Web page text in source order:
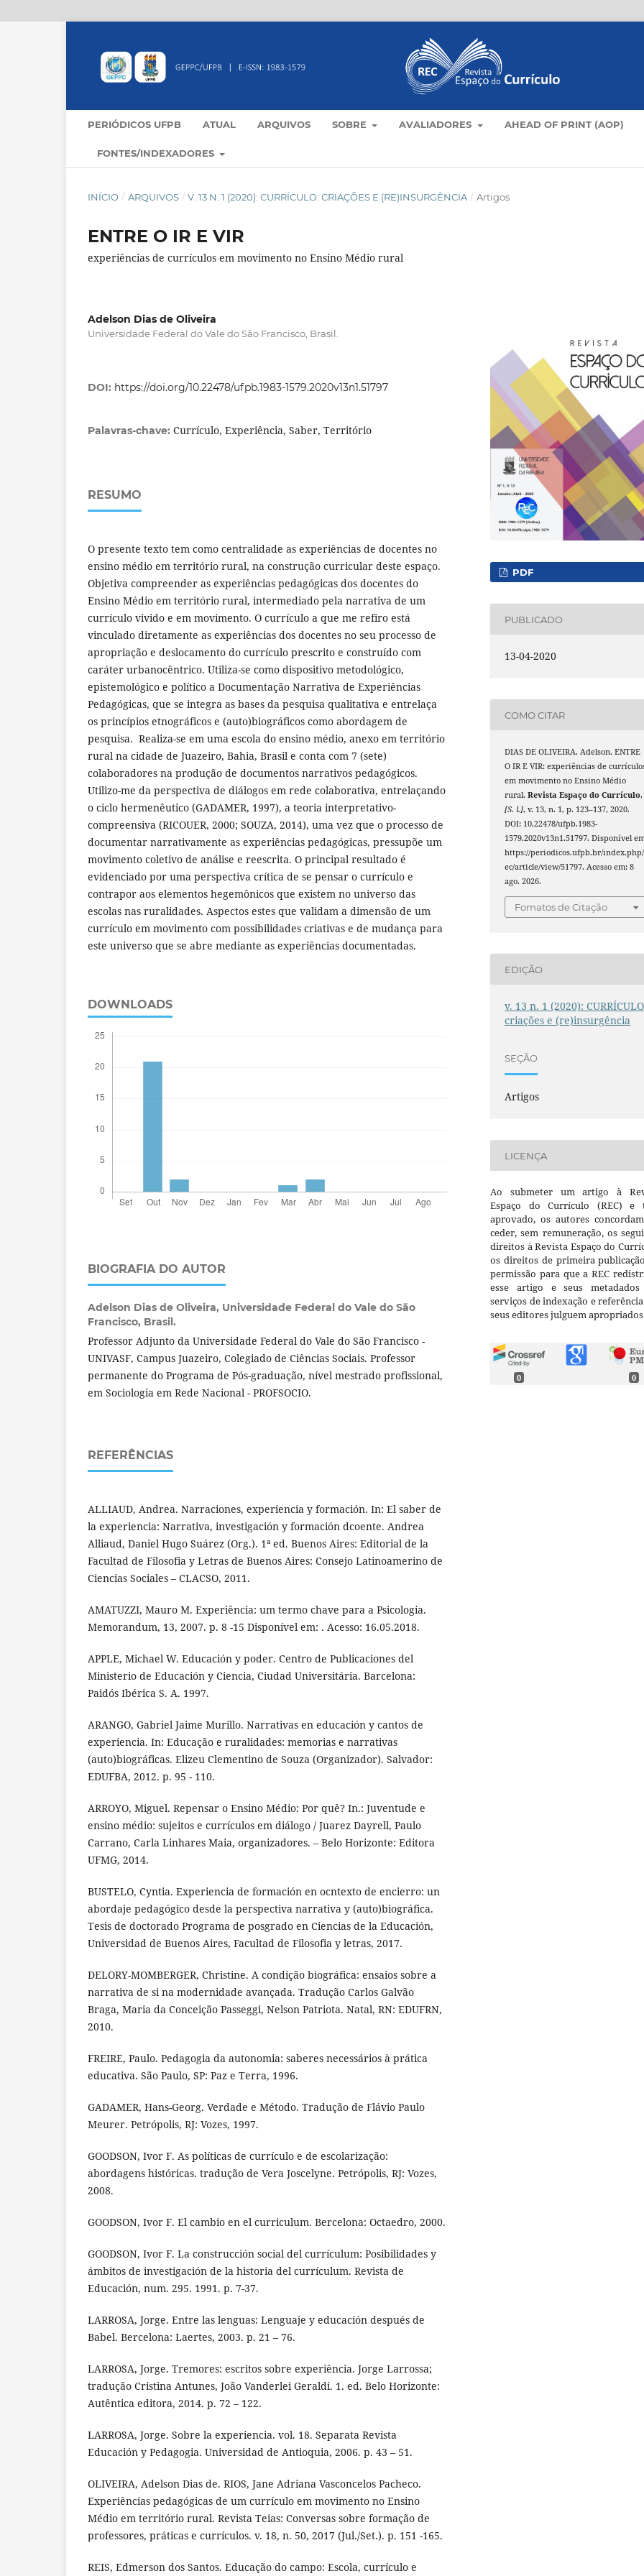
PERIÓDICOS UFPB ATUAL ARQUIVOS SOBRE AVALIADORES AHEAD OF PRINT (AOP)
FONTES/INDEXADORES
INÍCIO / ARQUIVOS / V. 13 N. 1 (2020): CURRÍCULO: CRIAÇÕES E (RE)INSURGÊNCIA / Artigos
ENTRE O IR E VIR
experiências de currículos em movimento no Ensino Médio rural
Adelson Dias de Oliveira
Universidade Federal do Vale do São Francisco, Brasil.
DOI: https://doi.org/10.22478/ufpb.1983-1579.2020v13n1.51797
Palavras-chave: Currículo, Experiência, Saber, Território
RESUMO
O presente texto tem como centralidade as experiências de docentes no
ensino médio em território rural, na construção curricular deste espaço.
Objetiva compreender as experiências pedagógicas dos docentes do
Ensino Médio em território rural, intermediado pela narrativa de um
currículo vivido e em movimento. O currículo a que me refiro está
vinculado diretamente as experiências dos docentes no seu processo de
apropriação e deslocamento do currículo prescrito e construído com
caráter urbanocêntrico. Utiliza-se como dispositivo metodológico,
epistemológico e político a Documentação Narrativa de Experiências
Pedagógicas, que se integra as bases da pesquisa qualitativa e entrelaça
os princípios etnográficos e (auto)biográficos como abordagem de
pesquisa. Realiza-se em uma escola do ensino médio, anexo em território
rural na cidade de Juazeiro, Bahia, Brasil e conta com 7 (sete)
colaboradores na produção de documentos narrativos pedagógicos.
Utilizo-me da perspectiva de diálogos em rede colaborativa, entrelaçando
o ciclo hermenêutico (GADAMER, 1997), a teoria interpretativo-
compreensiva (RICOUER, 2000; SOUZA, 2014), uma vez que o processo de
documentar narrativamente as experiências pedagógicas, pressupõe um
movimento coletivo de análise e reescrita. O principal resultado é
evidenciado por uma perspectiva crítica de se pensar o currículo e
contrapor aos elementos hegemônicos que existem no universo das
escolas nas ruralidades. Aspectos estes que validam a dimensão de um
currículo em movimento com possibilidades criativas e de mudança para
este universo que se abre mediante as experiências documentadas.
DOWNLOADS
BIOGRAFIA DO AUTOR
Adelson Dias de Oliveira, Universidade Federal do Vale do São
Francisco, Brasil.
Professor Adjunto da Universidade Federal do Vale do São Francisco -
UNIVASF, Campus Juazeiro, Colegiado de Ciências Sociais. Professor
permanente do Programa de Pós-graduação, nível mestrado profissional,
em Sociologia em Rede Nacional - PROFSOCIO.
REFERÊNCIAS
ALLIAUD, Andrea. Narraciones, experiencia y formación. In: El saber de
la experiencia: Narrativa, investigación y formación dcoente. Andrea
Alliaud, Daniel Hugo Suárez (Org.). 1ª ed. Buenos Aires: Editorial de la
Facultad de Filosofia y Letras de Buenos Aires: Consejo Latinoamerino de
Ciencias Sociales – CLACSO, 2011.
AMATUZZI, Mauro M. Experiência: um termo chave para a Psicologia.
Memorandum, 13, 2007. p. 8 -15 Disponível em: . Acesso: 16.05.2018.
APPLE, Michael W. Educación y poder. Centro de Publicaciones del
Ministerio de Educación y Ciencia, Ciudad Universitária. Barcelona:
Paidós Ibérica S. A. 1997.
ARANGO, Gabriel Jaime Murillo. Narrativas en educación y cantos de
experiencia. In: Educação e ruralidades: memorias e narrativas
(auto)biográficas. Elizeu Clementino de Souza (Organizador). Salvador:
EDUFBA, 2012. p. 95 - 110.
ARROYO, Miguel. Repensar o Ensino Médio: Por quê? In.: Juventude e
ensino médio: sujeitos e currículos em diálogo / Juarez Dayrell, Paulo
Carrano, Carla Linhares Maia, organizadores. – Belo Horizonte: Editora
UFMG, 2014.
BUSTELO, Cyntia. Experiencia de formación en ocntexto de encierro: un
abordaje pedagógico desde la perspectiva narrativa y (auto)biográfica.
Tesis de doctorado Programa de posgrado en Ciencias de la Educación,
Universidad de Buenos Aires, Facultad de Filosofia y letras, 2017.
DELORY-MOMBERGER, Christine. A condição biográfica: ensaios sobre a
narrativa de si na modernidade avançada. Tradução Carlos Galvão
Braga, Maria da Conceição Passeggi, Nelson Patriota. Natal, RN: EDUFRN,
2010.
FREIRE, Paulo. Pedagogia da autonomia: saberes necessários à prática
educativa. São Paulo, SP: Paz e Terra, 1996.
GADAMER, Hans-Georg. Verdade e Método. Tradução de Flávio Paulo
Meurer. Petrópolis, RJ: Vozes, 1997.
GOODSON, Ivor F. As políticas de currículo e de escolarização:
abordagens históricas. tradução de Vera Joscelyne. Petrópolis, RJ: Vozes,
2008.
GOODSON, Ivor F. El cambio en el curriculum. Bercelona: Octaedro, 2000.
GOODSON, Ivor F. La construcción social del currículum: Posibilidades y
ámbitos de investigación de la historia del currículum. Revista de
Educación, num. 295. 1991. p. 7-37.
LARROSA, Jorge. Entre las lenguas: Lenguaje y educación después de
Babel. Bercelona: Laertes, 2003. p. 21 – 76.
LARROSA, Jorge. Tremores: escritos sobre experiência. Jorge Larrossa;
tradução Cristina Antunes, João Vanderlei Geraldi. 1. ed. Belo Horizonte:
Autêntica editora, 2014. p. 72 – 122.
LARROSA, Jorge. Sobre la experiencia. vol. 18. Separata Revista
Educación y Pedagogia. Universidad de Antioquia, 2006. p. 43 – 51.
OLIVEIRA, Adelson Dias de. RIOS, Jane Adriana Vasconcelos Pacheco.
Experiências pedagógicas de um currículo em movimento no Ensino
Médio em território rural. Revista Teias: Conversas sobre formação de
professores, práticas e currículos. v. 18, n. 50, 2017 (Jul./Set.). p. 151 -165.
REIS, Edmerson dos Santos. Educação do campo: Escola, currículo e
PDF
PUBLICADO
13-04-2020
COMO CITAR
DIAS DE OLIVEIRA, Adelson. ENTRE
O IR E VIR: experiências de
em movimento no Ensino Médio
rural.Revista Espaço do Currículo,
[S. l.], v. 13, n. 1, p. 123–137, 2020.
DOI: 10.22478/ufpb.1983-
1579.2020v13n1.51797. Disponível
https://periodicos.ufpb.br/
ec/article/view/51797. Acesso em: 8
ago. 2026.
Fomatos de Citação
EDIÇÃO
v. 13 n. 1 (2020):
criações e (re)insurgência
SEÇÃO
Artigos
LICENÇA
Ao submeter um artigo à
Espaço do Currículo (REC) e
aprovado, os autores
ceder, sem remuneração, os
direitos à Revista Espaço do
os direitos de primeira
permissão para que a REC
esse artigo e seus metadados
serviços de indexação e
seus editores julguem
0 0